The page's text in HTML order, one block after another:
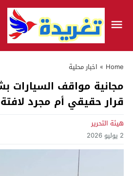
Home
» اخبار محلية
مجانية مواقف السيارات
قرار حقيقي أم مجرد
هيئة التحرير
2 يوليو 2026